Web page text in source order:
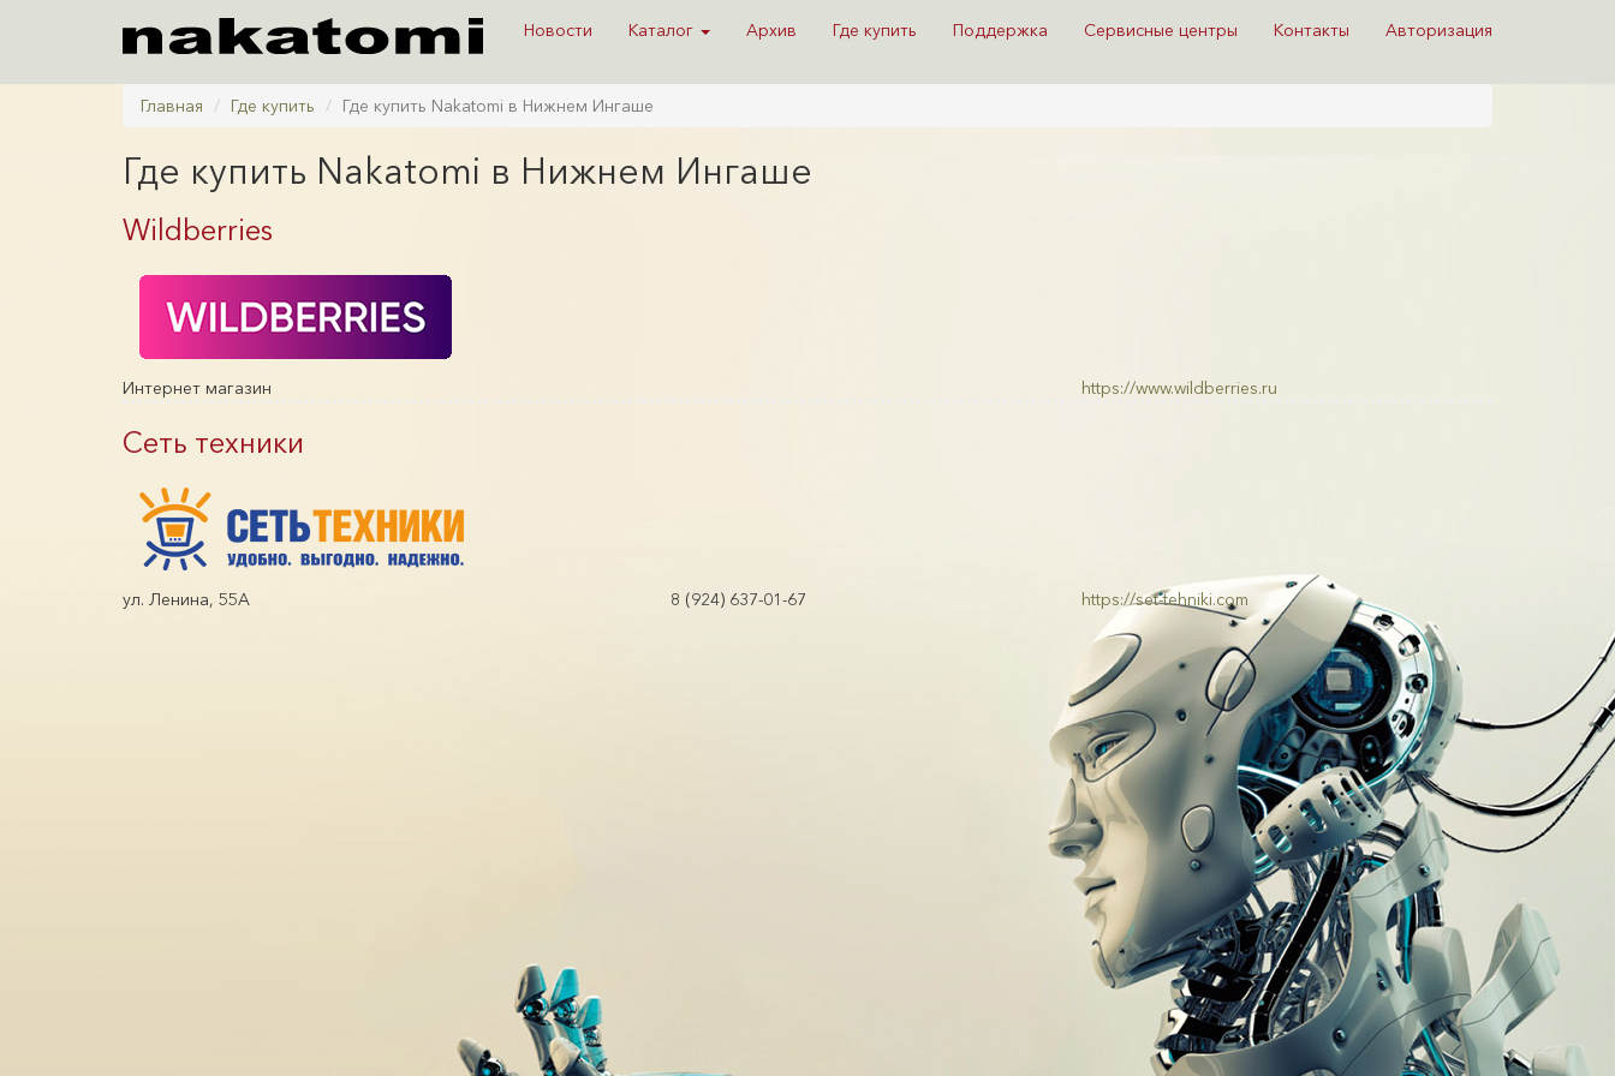
Новости Каталог Архив Где купить Поддержка Сервисные центры Контакты Авторизация
Главная Где купить Где купить Nakatomi в Нижнем Ингаше
Где купить Nakatomi в Нижнем Ингаше
Wildberries
Интернет магазин https://www.wildberries.ru
Сеть техники
ул. Ленина, 55А 8 (924) 637-01-67 https://set-tehniki.com